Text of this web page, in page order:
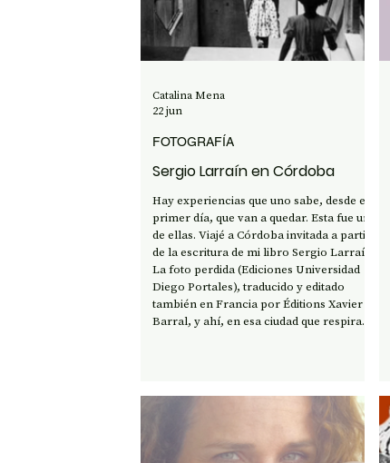
OPINIÓN 50 AÑOS DEL GOLPE
Sergio Larraín en Córdoba
Hay experiencias que uno sabe, desde el
primer día, que van a quedar. Esta fue una
de ellas. Viajé a Córdoba invitada a partir
de la escritura de mi libro Sergio Larraín.
La foto perdida (Ediciones Universidad
Diego Portales), traducido y editado
también en Francia por Éditions Xavier
Barral, y ahí, en esa ciudad que respira
FOTOGRAFÍA
Catalina Mena
22 jun